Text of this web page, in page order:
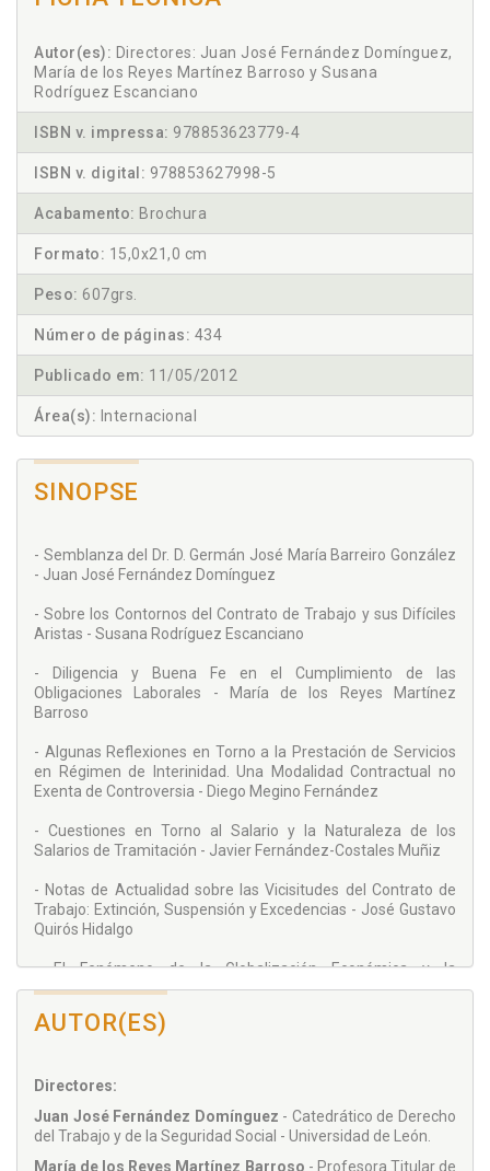
Autor(es): Directores: Juan José Fernández Domínguez,
María de los Reyes Martínez Barroso y Susana
Rodríguez Escanciano
ISBN v. impressa: 978853623779-4
ISBN v. digital: 978853627998-5
Acabamento: Brochura
Formato: 15,0x21,0 cm
Peso: 607grs.
Número de páginas: 434
Publicado em: 11/05/2012
Área(s): Internacional
SINOPSE
- Semblanza del Dr. D. Germán José María Barreiro González
- Juan José Fernández Domínguez
- Sobre los Contornos del Contrato de Trabajo y sus Difíciles
Aristas - Susana Rodríguez Escanciano
- Diligencia y Buena Fe en el Cumplimiento de las
Obligaciones Laborales - María de los Reyes Martínez
Barroso
- Algunas Reflexiones en Torno a la Prestación de Servicios
en Régimen de Interinidad. Una Modalidad Contractual no
Exenta de Controversia - Diego Megino Fernández
- Cuestiones en Torno al Salario y la Naturaleza de los
Salarios de Tramitación - Javier Fernández-Costales Muñiz
- Notas de Actualidad sobre las Vicisitudes del Contrato de
Trabajo: Extinción, Suspensión y Excedencias - José Gustavo
Quirós Hidalgo
- El Fenómeno de la Globalización Económica y la
Descentralización Productiva Frente a los Derechos de los
Trabajadores -
María Purificación García Miguélez
Trabajadores: Más de Veinticinco Años Después - Henar
Álvarez Cuesta
- El Régimen Especial de Trabajadores Autónomos en el
Proceso de Integración y Homogeneización Recomendado
AUTOR(ES)
Directores:
Juan José Fernández Domínguez - Catedrático de Derecho
del Trabajo y de la Seguridad Social - Universidad de León.
María de los Reyes Martínez Barroso - Profesora Titular de